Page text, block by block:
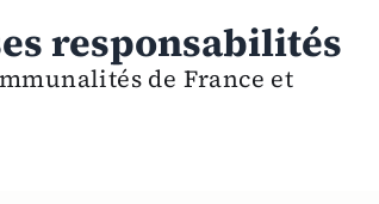
responsabilités
de France et